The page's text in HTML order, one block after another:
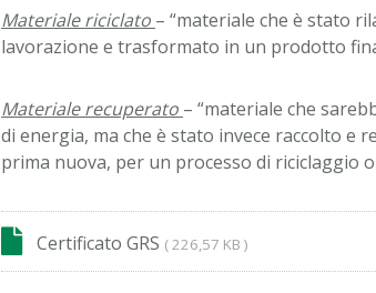
Materiale riciclato – “materiale che è stato
lavorazione e trasformato in un prodotto
Materiale recuperato – “materiale che
di energia, ma che è stato invece raccolto e
prima nuova, per un processo di riciclaggio
Certificato GRS ( 226,57 KB )